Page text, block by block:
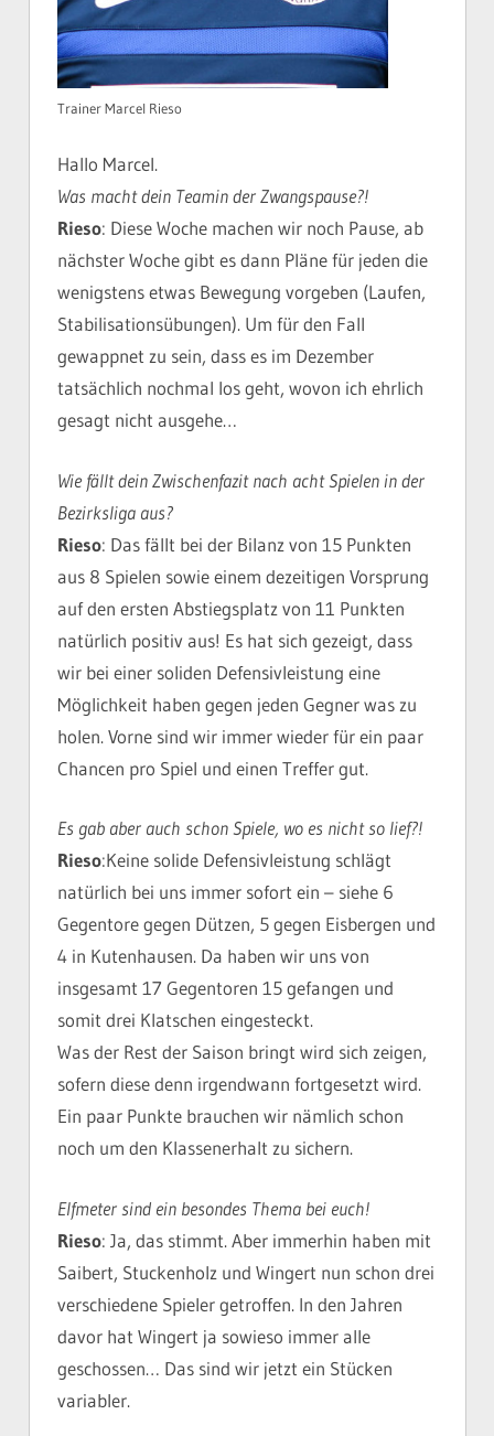
Trainer Marcel Rieso
Hallo Marcel.
Was macht dein Teamin der Zwangspause?!
Rieso: Diese Woche machen wir noch Pause, ab
nächster Woche gibt es dann Pläne für jeden die
wenigstens etwas Bewegung vorgeben (Laufen,
Stabilisationsübungen). Um für den Fall
gewappnet zu sein, dass es im Dezember
tatsächlich nochmal los geht, wovon ich ehrlich
gesagt nicht ausgehe…
Wie fällt dein Zwischenfazit nach acht Spielen in der
Bezirksliga aus?
Rieso: Das fällt bei der Bilanz von 15 Punkten
aus 8 Spielen sowie einem dezeitigen Vorsprung
auf den ersten Abstiegsplatz von 11 Punkten
natürlich positiv aus! Es hat sich gezeigt, dass
wir bei einer soliden Defensivleistung eine
Möglichkeit haben gegen jeden Gegner was zu
holen. Vorne sind wir immer wieder für ein paar
Chancen pro Spiel und einen Treffer gut.
Es gab aber auch schon Spiele, wo es nicht so lief?!
Rieso:Keine solide Defensivleistung schlägt
natürlich bei uns immer sofort ein – siehe 6
Gegentore gegen Dützen, 5 gegen Eisbergen und
4 in Kutenhausen. Da haben wir uns von
insgesamt 17 Gegentoren 15 gefangen und
somit drei Klatschen eingesteckt.
Was der Rest der Saison bringt wird sich zeigen,
sofern diese denn irgendwann fortgesetzt wird.
Ein paar Punkte brauchen wir nämlich schon
noch um den Klassenerhalt zu sichern.
Elfmeter sind ein besondes Thema bei euch!
Rieso: Ja, das stimmt. Aber immerhin haben mit
Saibert, Stuckenholz und Wingert nun schon drei
verschiedene Spieler getroffen. In den Jahren
davor hat Wingert ja sowieso immer alle
geschossen… Das sind wir jetzt ein Stücken
variabler.